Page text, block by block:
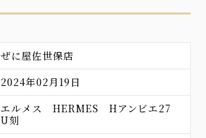
ぜに屋佐世保店
2024年02月19日
エルメス HERMES Hアンビエ27
U刻